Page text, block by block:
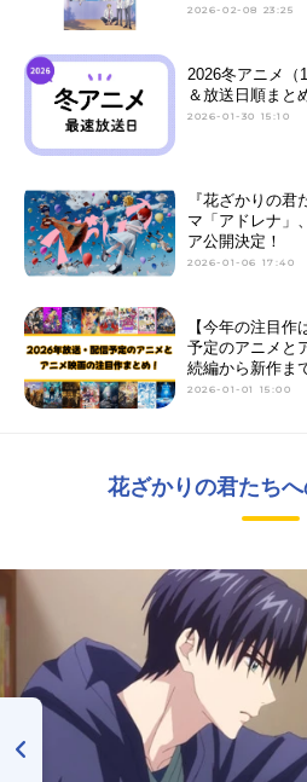
2026-02-08 23:25
2026冬アニメ（
＆放送日順まと
2026-01-30 15:10
『花ざかりの
マ「アドレナ」
ア公開決定！
2026-01-06 17:40
【今年の注目
予定のアニメと
続編から新作ま
2026-01-01 15:00
花ざかりの君たち